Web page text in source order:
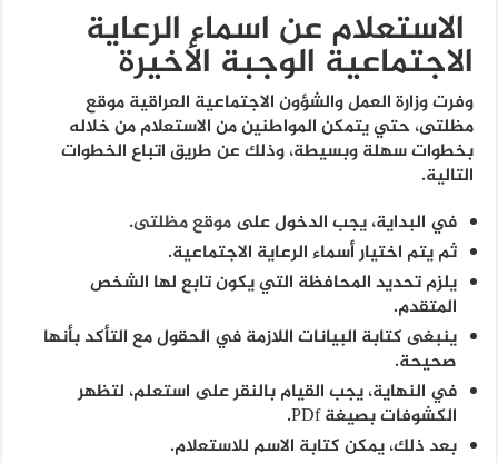
الاستعلام عن اسماء الرعاية
الاجتماعية الوجبة الأخيرة
وفرت وزارة العمل والشؤون الاجتماعية العراقية موقع
مظلتى، حتي يتمكن المواطنين من الاستعلام من خلاله
بخطوات سهلة وبسيطة، وذلك عن طريق اتباع الخطوات
التالية.
في البداية، يجب الدخول علىموقع مظلتى.
ثم يتم اختيار أسماء الرعاية الاجتماعية.
يلزم تحديد المحافظة التي يكون تابع لها الشخص
المتقدم.
ينبغى كتابة البيانات اللازمة في الحقول مع التأكد بأنها
صحيحة.
في النهاية، يجب القيام بالنقر على استعلم، لتظهر
الكشوفات بصيغة PDf.
بعد ذلك، يمكن كتابة الاسم للاستعلام.